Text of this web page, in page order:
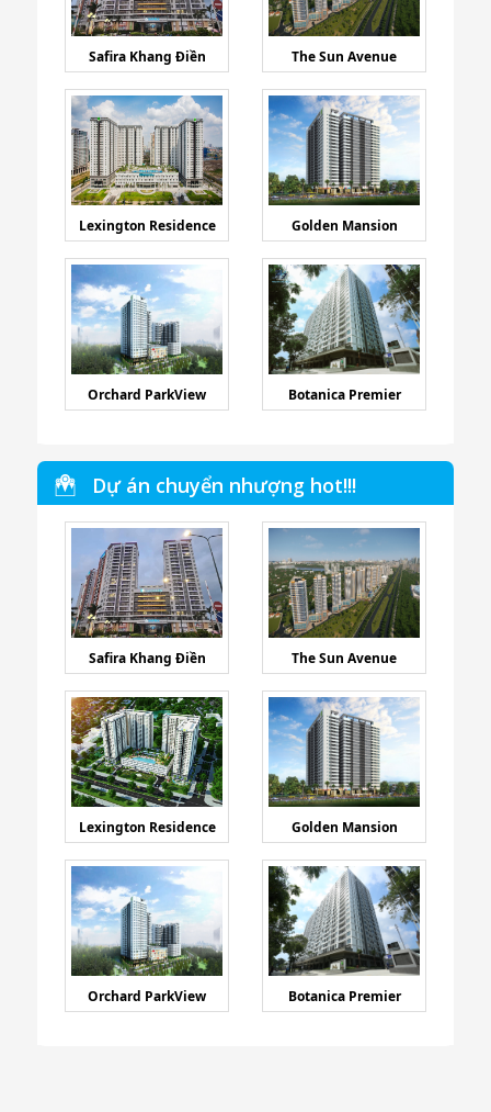
Safira Khang Điền The Sun Avenue
Lexington Residence Golden Mansion
Orchard ParkView Botanica Premier
Dự án chuyển nhượng hot!!!
Safira Khang Điền The Sun Avenue
Lexington Residence Golden Mansion
Orchard ParkView Botanica Premier